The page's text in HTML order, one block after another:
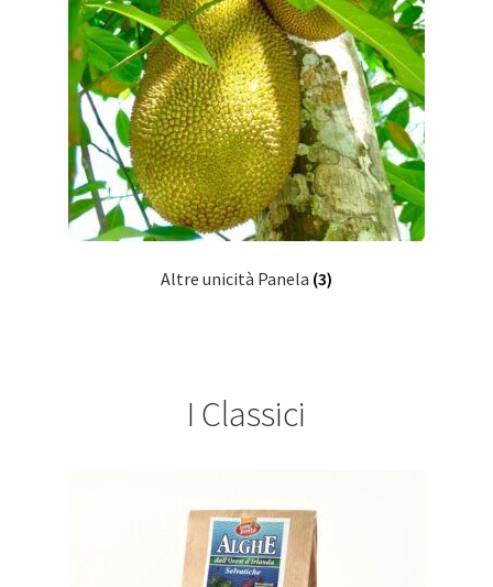
Altre unicità Panela (3)
I Classici